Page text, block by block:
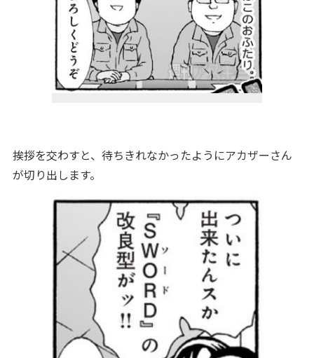
挨拶を交わすと、待ちきれなかったようにアカザーさん
が切り出します。